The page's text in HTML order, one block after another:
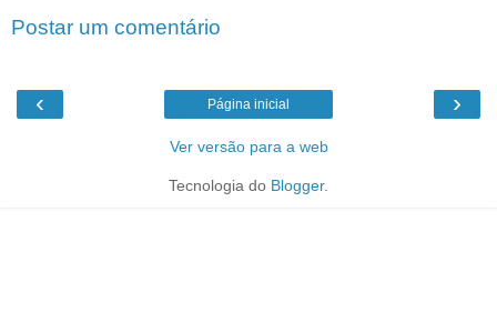
Postar um comentário
‹ ›
Página inicial
Ver versão para a web
Tecnologia do Blogger.